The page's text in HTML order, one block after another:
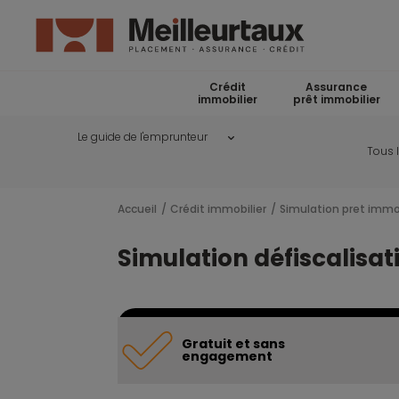
Crédit
immobilier
Assurance
prêt immobilier
Le guide de l'emprunteur
Tous
Accueil Crédit immobilier Simulation pret
Simulation
Gratuit et sans
engagement